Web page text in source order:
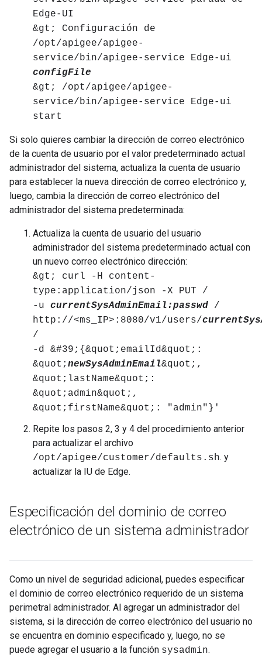
Edge-UI
&gt; Configuración de
/opt/apigee/apigee-
service/bin/apigee-service Edge-ui
configFile
&gt; /opt/apigee/apigee-
service/bin/apigee-service Edge-ui
start
Si solo quieres cambiar la dirección de correo electrónico
de la cuenta de usuario por el valor predeterminado actual
administrador del sistema, actualiza la cuenta de usuario
para establecer la nueva dirección de correo electrónico y,
luego, cambia la dirección de correo electrónico del
administrador del sistema predeterminada:
Actualiza la cuenta de usuario del usuario
administrador del sistema predeterminado actual con
un nuevo correo electrónico dirección:
&gt; curl -H content-
type:application/json -X PUT /
-u currentSysAdminEmail:passwd /
http://<ms_IP>:8080/v1/users/
/
-d &#39;{&quot;emailId&quot;:
&quot; newSysAdminEmail&quot;,
&quot;lastName&quot;:
&quot;admin&quot;,
&quot;firstName&quot;: "admin"}'
Repite los pasos 2, 3 y 4 del procedimiento anterior
para actualizar el archivo
/opt/apigee/customer/defaults.sh. y
actualizar la IU de Edge.
Especificación del dominio de correo
electrónico de un sistema administrador
Como un nivel de seguridad adicional, puedes especificar
el dominio de correo electrónico requerido de un sistema
perimetral administrador. Al agregar un administrador del
sistema, si la dirección de correo electrónico del usuario no
se encuentra en dominio especificado y, luego, no se
puede agregar el usuario a la función sysadmin.